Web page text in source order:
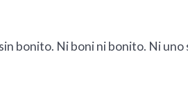
bonito. Ni boni ni bonito. Ni uno